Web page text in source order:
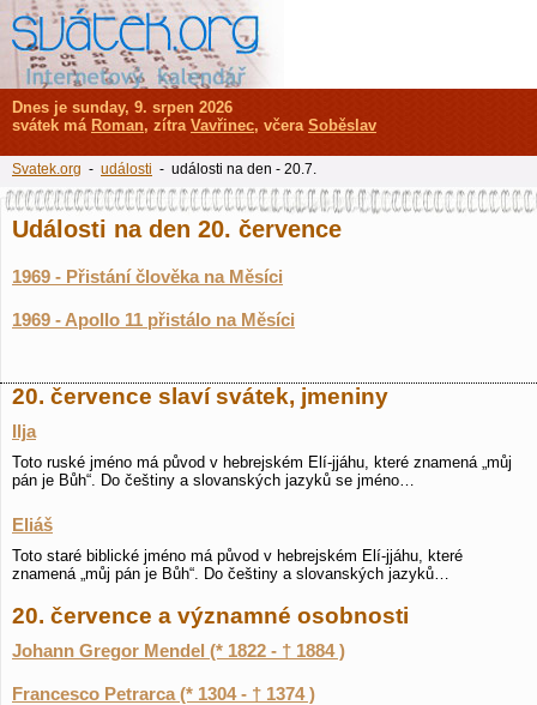
Události na den 20. července
1969 - Přistání člověka na Měsíci
1969 - Apollo 11 přistálo na Měsíci
20. července slaví svátek, jmeniny
Ilja
Toto ruské jméno má původ v hebrejském Elí-jjáhu, které znamená „můj
pán je Bůh“. Do češtiny a slovanských jazyků se jméno…
Eliáš
Toto staré biblické jméno má původ v hebrejském Elí-jjáhu, které
znamená „můj pán je Bůh“. Do češtiny a slovanských jazyků…
20. července a významné osobnosti
Johann Gregor Mendel (* 1822 - † 1884 )
Francesco Petrarca (* 1304 - † 1374 )
Dnes je sunday, 9. srpen 2026
svátek má Roman, zítra Vavřinec, včera Soběslav
Svatek.org - události - události na den - 20.7.